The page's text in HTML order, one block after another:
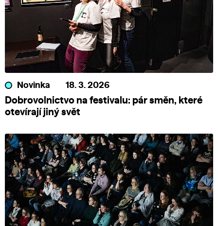
Novinka 18. 3. 2026
Dobrovolnictvo na festivalu: pár směn, které
otevírají jiný svět